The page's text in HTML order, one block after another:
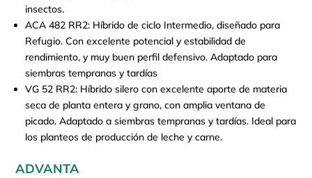
insectos.
ACA 482 RR2: Híbrido de ciclo Intermedio, diseñado para
Refugio. Con excelente potencial y estabilidad de
rendimiento, y muy buen perfil defensivo. Adaptado para
siembras tempranas y tardías
VG 52 RR2: Híbrido silero con excelente aporte de materia
seca de planta entera y grano, con amplia ventana de
picado. Adaptado a siembras tempranas y tardías. Ideal para
los planteos de producción de leche y carne.
ADVANTA